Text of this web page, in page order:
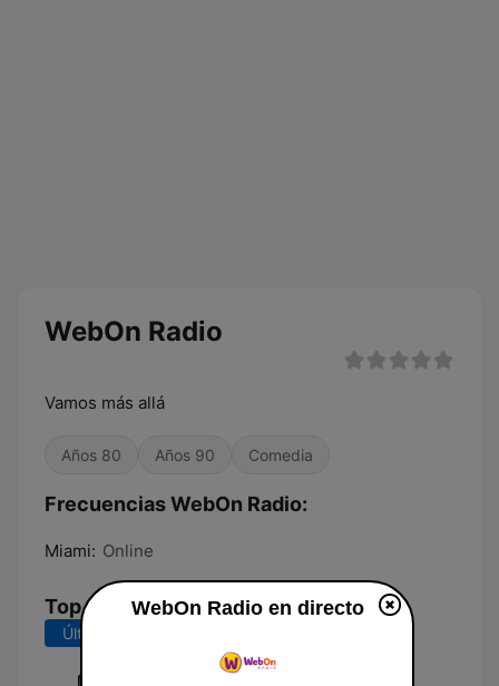
WebOn Radio
Vamos más allá
Años 80 Años 90 Comedia
Frecuencias WebOn Radio:
Miami: Online
Top Canciones
Últimos 7 días
WebOn Radio en directo